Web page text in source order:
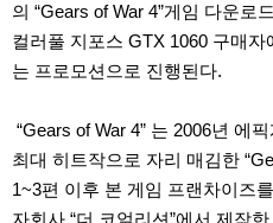
의 “Gears of War 4”게임 다운로
컬러풀 지포스 GTX 1060 구매
는 프로모션으로 진행된다.
“Gears of War 4” 는 2006년 에
최대 히트작으로 자리 매김한
1~3편 이후 본 게임 프랜차이즈
자회사 “더 코얼리션”에서 제작